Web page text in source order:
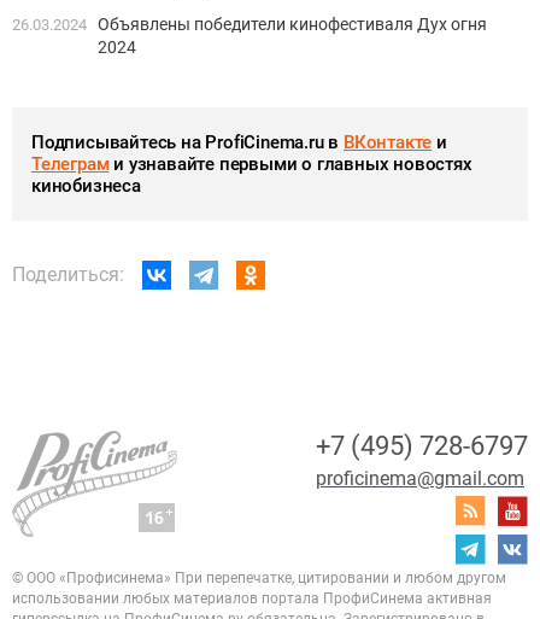
26.03.2024 Объявлены победители кинофестиваля Дух огня
2024
Подписывайтесь на ProfiCinema.ru в ВКонтакте и
Телеграми узнавайте первыми о главных новостях
кинобизнеса
Поделиться:
+7 (495) 728-6797
proficinema@gmail.com
© ООО «Профисинема» При перепечатке, цитировании и любом другом
использовании любых материалов портала ПрофиСинема активная